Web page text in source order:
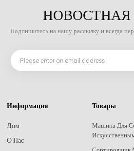
НОВОСТНАЯ
Подпишитесь на нашу рассылку и всегда
Информация
Дом
О Нас
Товары
Машина Для